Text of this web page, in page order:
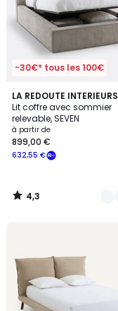
-30€* tous les 100€
LA REDOUTE INTERIEURS
Lit coffre avec sommier
relevable, SEVEN
à partir de
632,55 €
899,00 €
4,3
/ 5
2
Couleurs
4,3
/